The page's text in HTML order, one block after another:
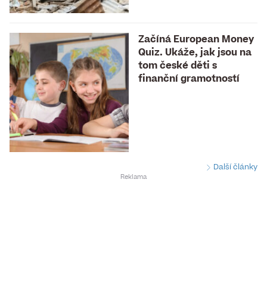
Začíná European Money
Quiz. Ukáže, jak jsou na
tom české děti s
finanční gramotností
Další články